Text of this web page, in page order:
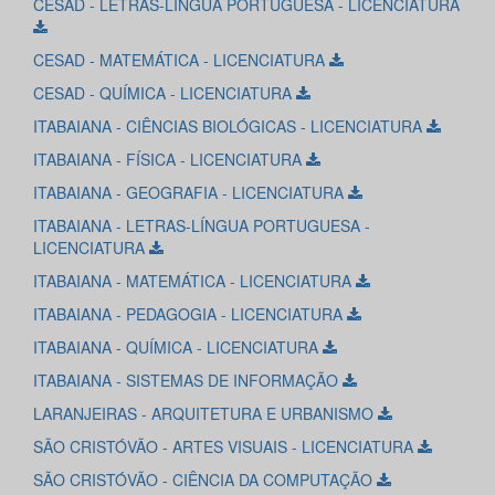
CESAD - LETRAS-LÍNGUA PORTUGUESA - LICENCIATURA
CESAD - MATEMÁTICA - LICENCIATURA
CESAD - QUÍMICA - LICENCIATURA
ITABAIANA - CIÊNCIAS BIOLÓGICAS - LICENCIATURA
ITABAIANA - FÍSICA - LICENCIATURA
ITABAIANA - GEOGRAFIA - LICENCIATURA
ITABAIANA - LETRAS-LÍNGUA PORTUGUESA -
LICENCIATURA
ITABAIANA - MATEMÁTICA - LICENCIATURA
ITABAIANA - PEDAGOGIA - LICENCIATURA
ITABAIANA - QUÍMICA - LICENCIATURA
ITABAIANA - SISTEMAS DE INFORMAÇÃO
LARANJEIRAS - ARQUITETURA E URBANISMO
SÃO CRISTÓVÃO - ARTES VISUAIS - LICENCIATURA
SÃO CRISTÓVÃO - CIÊNCIA DA COMPUTAÇÃO